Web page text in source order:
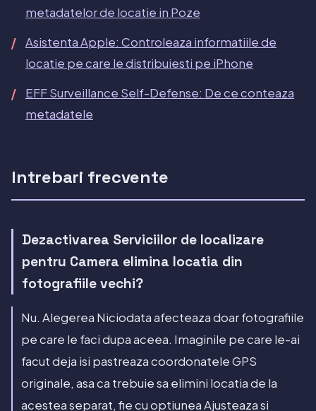
metadatelor de locatie in Poze
Asistenta Apple: Controleaza informatiile de
locatie pe care le distribuiesti pe iPhone
EFF Surveillance Self-Defense: De ce conteaza
metadatele
Intrebari frecvente
Dezactivarea Serviciilor de localizare
pentru Camera elimina locatia din
fotografiile vechi?
Nu. Alegerea Niciodata afecteaza doar fotografiile
pe care le faci dupa aceea. Imaginile pe care le-ai
facut deja isi pastreaza coordonatele GPS
originale, asa ca trebuie sa elimini locatia de la
acestea separat, fie cu optiunea Ajusteaza si